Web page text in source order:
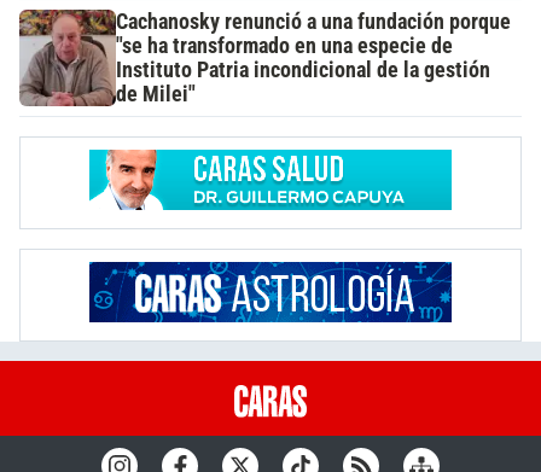
Cachanosky renunció a una fundación porque
"se ha transformado en una especie de
Instituto Patria incondicional de la gestión
de Milei"